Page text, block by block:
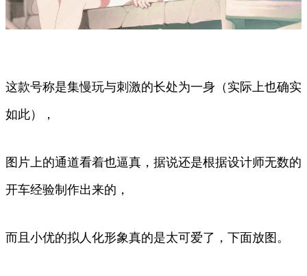
这款号称是集慢玩与刺激的长处为一身（实际上也确实
如此），
图片上的通道看着也逼真，据说还是根据设计师无数的
开车经验制作出来的，
而且小优的拟人化形象真的是太可爱了，下面放图。